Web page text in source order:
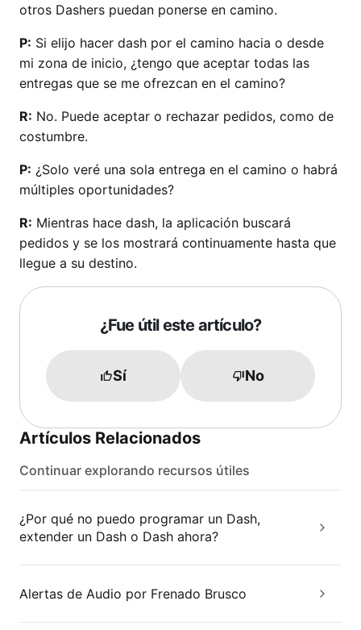
otros Dashers puedan ponerse en camino.
P: Si elijo hacer dash por el camino hacia o desde
mi zona de inicio, ¿tengo que aceptar todas las
entregas que se me ofrezcan en el camino?
R: No. Puede aceptar o rechazar pedidos, como de
costumbre.
P: ¿Solo veré una sola entrega en el camino o habrá
múltiples oportunidades?
R: Mientras hace dash, la aplicación buscará
pedidos y se los mostrará continuamente hasta que
llegue a su destino.
¿Fue útil este artículo?
Sí No
Artículos Relacionados
Continuar explorando recursos útiles
¿Por qué no puedo programar un Dash,
extender un Dash o Dash ahora?
Alertas de Audio por Frenado Brusco